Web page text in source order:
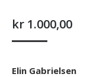
kr 1.000,00
Elin Gabrielsen